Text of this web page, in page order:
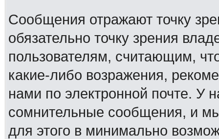
Сообщения отражают точку
обязательно точку зрения
пользователям, считающим,
какие-либо возражения,
нами по электронной почте. У
сомнительные сообщения, и
для этого в минимально